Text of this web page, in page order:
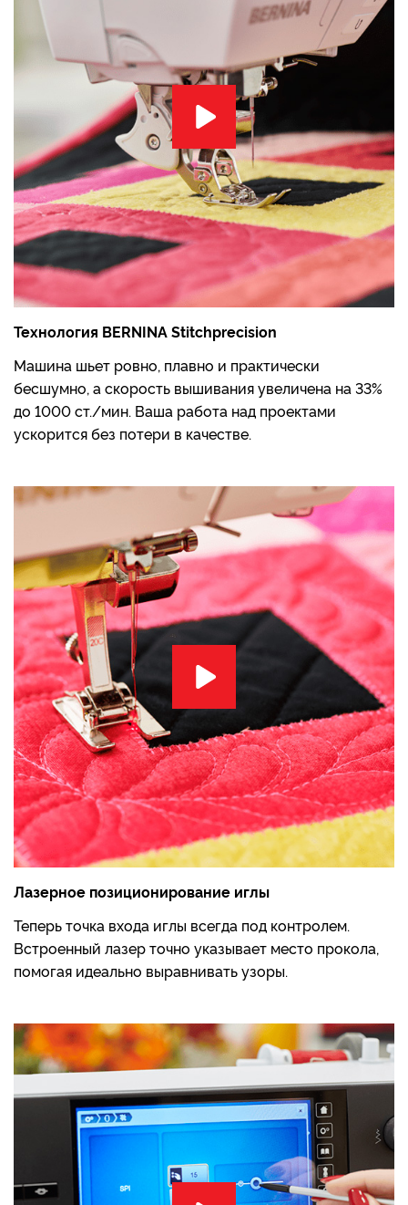
Технология BERNINA Stitchprecision
Машина шьет ровно, плавно и практически
бесшумно, а скорость вышивания увеличена на 33%
до 1000 ст./мин. Ваша работа над проектами
ускорится без потери в качестве.
Лазерное позиционирование иглы
Теперь точка входа иглы всегда под контролем.
Встроенный лазер точно указывает место прокола,
помогая идеально выравнивать узоры.